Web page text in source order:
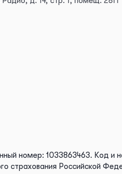
номер: 1033863463. Код и
страхования Российской